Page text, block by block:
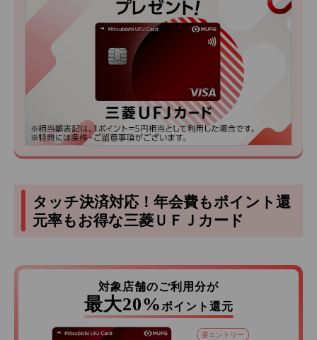
タッチ決済対応！年会費もポイント還
元率もお得な三菱ＵＦＪカード
対象店舗のご利用分が
最大20%ポイント還元
要エントリー